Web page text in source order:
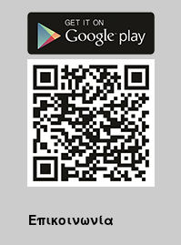
Επικοινωνία